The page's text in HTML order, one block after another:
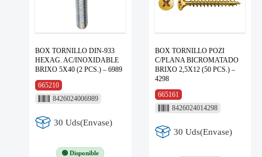
BOX TORNILLO DIN-933
HEXAG. AC/INOXIDABLE
BRIXO 5X40 (2 PCS.) – 6989
665210
8426024006989
30 Uds(Envase)
🟢 Disponible
BOX TORNILLO POZI
C/PLANA BICROMATADO
BRIXO 2,5X12 (50 PCS.) –
4298
665161
8426024014298
30 Uds(Envase)